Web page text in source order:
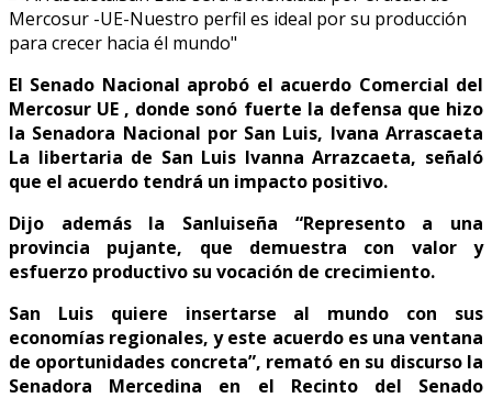
El Senado Nacional aprobó el acuerdo Comercial del
Mercosur UE , donde sonó fuerte la defensa que hizo
la Senadora Nacional por San Luis, Ivana Arrascaeta
La libertaria de San Luis Ivanna Arrazcaeta, señaló
que el acuerdo tendrá un impacto positivo.
Dijo además la Sanluiseña “Represento a una
provincia pujante, que demuestra con valor y
esfuerzo productivo su vocación de crecimiento.
San Luis quiere insertarse al mundo con sus
economías regionales, y este acuerdo es una ventana
de oportunidades concreta”, remató en su discurso la
Senadora Mercedina en el Recinto del Senado